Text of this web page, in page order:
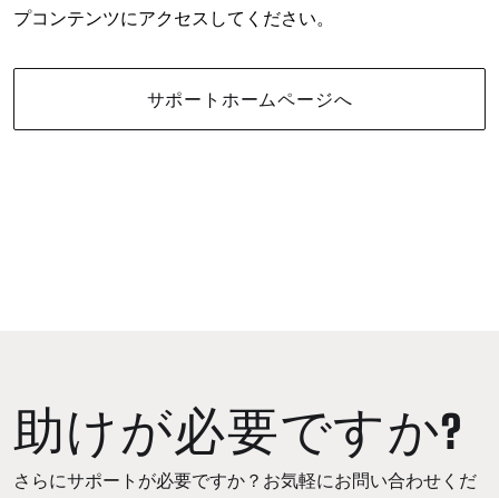
プコンテンツにアクセスしてください。
サポートホームページへ
助けが必要ですか?
さらにサポートが必要ですか？お気軽にお問い合わせくだ